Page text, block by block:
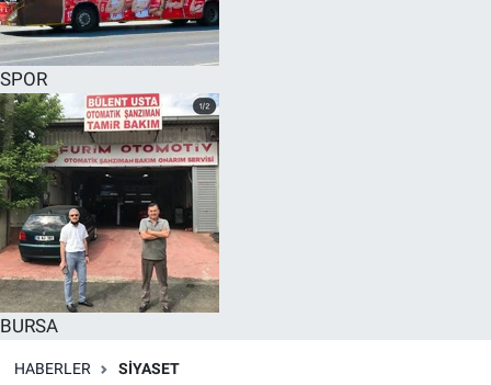
SPOR
BURSA
HABERLER SİYASET